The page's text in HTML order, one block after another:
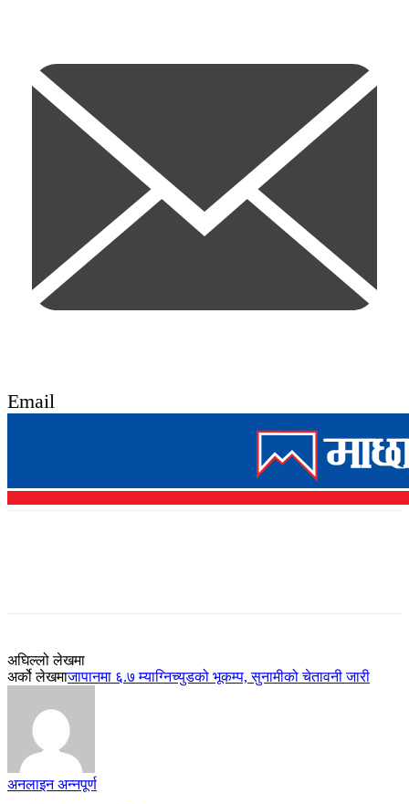
Email
अघिल्लो लेखमा
अर्को लेखमाजापानमा ६.७ म्याग्निच्युडको भूकम्प, सुनामीको चेतावनी जारी
अनलाइन अन्नपूर्ण